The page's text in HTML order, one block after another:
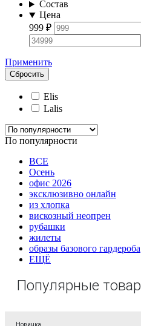
Состав
Цена
999 ₽
Применить
Сбросить
Elis
Lalis
По популярности
ВСЕ
Осень
офис 2026
эксклюзивно онлайн
из хлопка
вискозный неопрен
рубашки
жилеты
образы базового гардероба
ЕЩЁ